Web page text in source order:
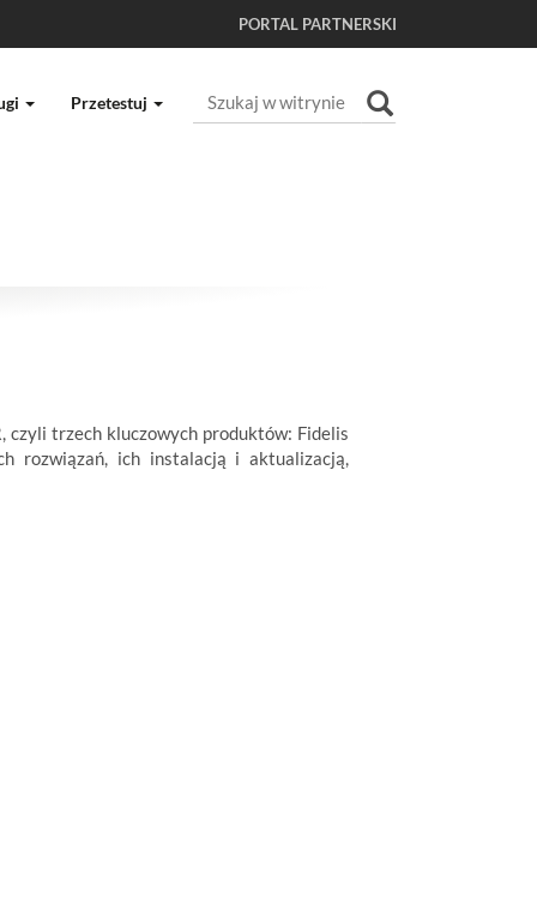
PORTAL PARTNERSKI
Przetestuj
Szukaj
czyli trzech kluczowych produktów: Fidelis
rozwiązań, ich instalacją i aktualizacją,